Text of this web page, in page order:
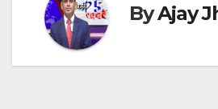
ByAjay